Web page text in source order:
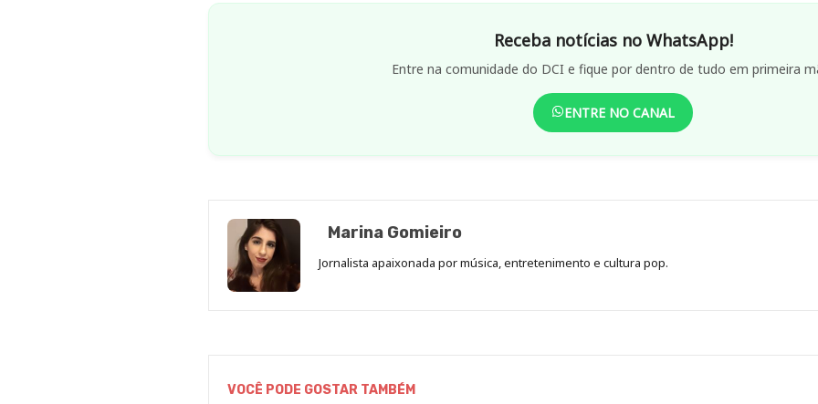
Receba notícias no WhatsApp!
Entre na comunidade do DCI e fique por dentro de tudo em primeira
ENTRE NO CANAL
Marina Gomieiro
Jornalista apaixonada por música, entretenimento e cultura pop.
VOCÊ PODE GOSTAR TAMBÉM